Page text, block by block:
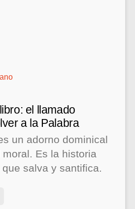
el llamado
a la Palabra
un adorno dominical
Es la historia
salva y santifica.